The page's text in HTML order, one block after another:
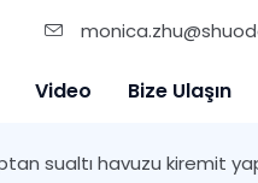
Video Bize Ulaşın
sualtı havuzu kiremit